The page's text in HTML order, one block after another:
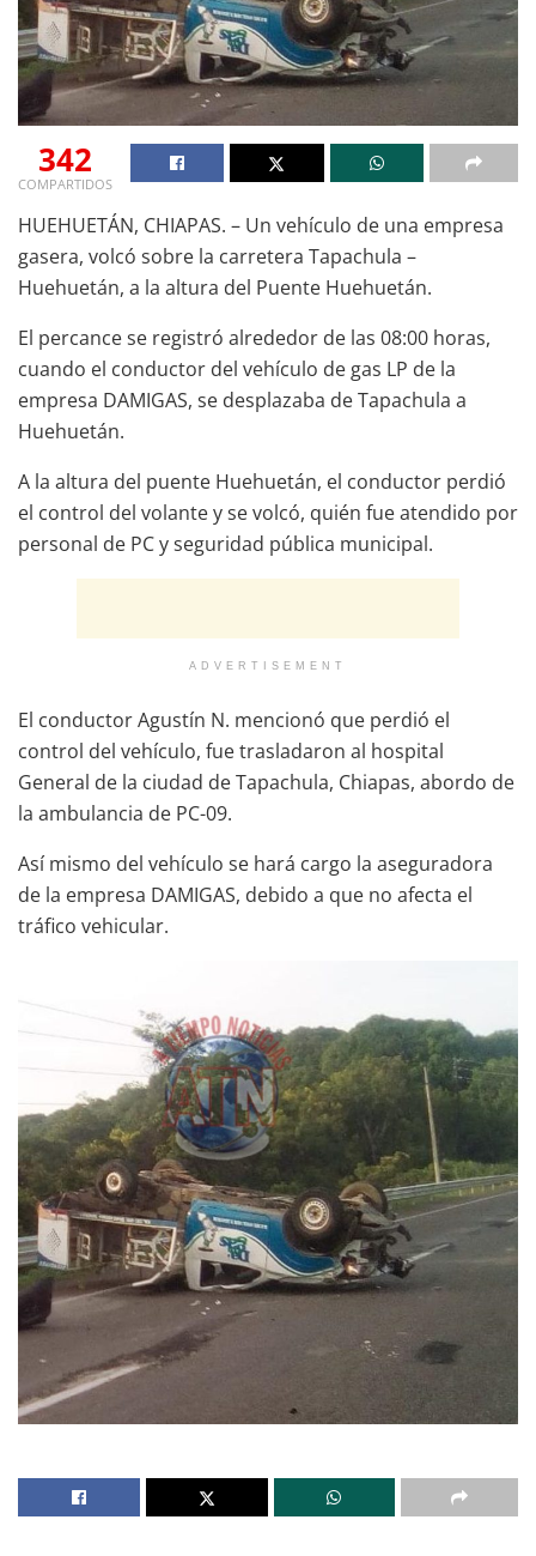
342
COMPARTIDOS
HUEHUETÁN, CHIAPAS. – Un vehículo de una empresa
gasera, volcó sobre la carretera Tapachula –
Huehuetán, a la altura del Puente Huehuetán.
El percance se registró alrededor de las 08:00 horas,
cuando el conductor del vehículo de gas LP de la
empresa DAMIGAS, se desplazaba de Tapachula a
Huehuetán.
A la altura del puente Huehuetán, el conductor perdió
el control del volante y se volcó, quién fue atendido por
personal de PC y seguridad pública municipal.
ADVERTISEMENT
El conductor Agustín N. mencionó que perdió el
control del vehículo, fue trasladaron al hospital
General de la ciudad de Tapachula, Chiapas, abordo de
la ambulancia de PC-09.
Así mismo del vehículo se hará cargo la aseguradora
de la empresa DAMIGAS, debido a que no afecta el
tráfico vehicular.